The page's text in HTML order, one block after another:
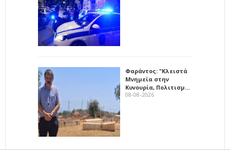
Φαράντος: "Κλειστά
Μνημεία στην
Κυνουρία, Πολιτισμ…
08-08-2026